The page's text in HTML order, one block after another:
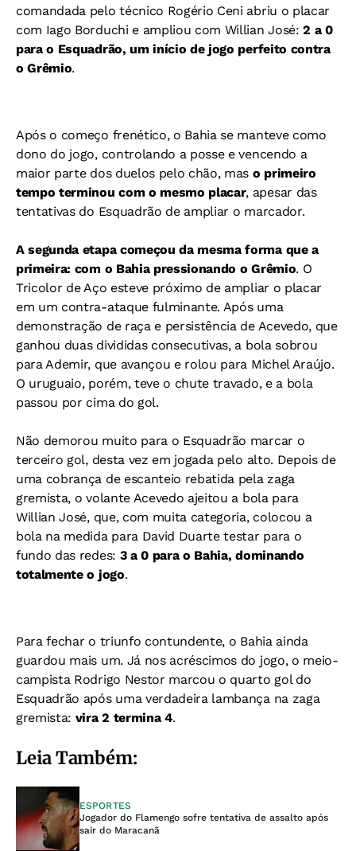
comandada pelo técnico Rogério Ceni abriu o placar
com Iago Borduchi e ampliou com Willian José:2 a 0
para o Esquadrão, um início de jogo perfeito contra
o Grêmio.
Após o começo frenético, o Bahia se manteve como
dono do jogo, controlando a posse e vencendo a
maior parte dos duelos pelo chão, mas o primeiro
tempo terminou com o mesmo placar, apesar das
tentativas do Esquadrão de ampliar o marcador.
A segunda etapa começou da mesma forma que a
primeira: com o Bahia pressionando o Grêmio. O
Tricolor de Aço esteve próximo de ampliar o placar
em um contra-ataque fulminante. Após uma
demonstração de raça e persistência de Acevedo, que
ganhou duas divididas consecutivas, a bola sobrou
para Ademir, que avançou e rolou para Michel Araújo.
O uruguaio, porém, teve o chute travado, e a bola
passou por cima do gol.
Não demorou muito para o Esquadrão marcar o
terceiro gol, desta vez em jogada pelo alto. Depois de
uma cobrança de escanteio rebatida pela zaga
gremista, o volante Acevedo ajeitou a bola para
Willian José, que, com muita categoria, colocou a
bola na medida para David Duarte testar para o
fundo das redes: 3 a 0 para o Bahia, dominando
totalmente o jogo.
Para fechar o triunfo contundente, o Bahia ainda
guardou mais um. Já nos acréscimos do jogo, o meio-
campista Rodrigo Nestor marcou o quarto gol do
Esquadrão após uma verdadeira lambança na zaga
gremista: vira 2 termina 4.
Leia Também:
ESPORTES
Jogador do Flamengo sofre tentativa de assalto após
sair do Maracanã